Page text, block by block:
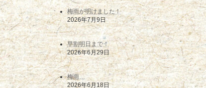
梅雨が明けました！
2026年7月9日
早割明日まで！
2026年6月29日
梅雨…
2026年6月18日